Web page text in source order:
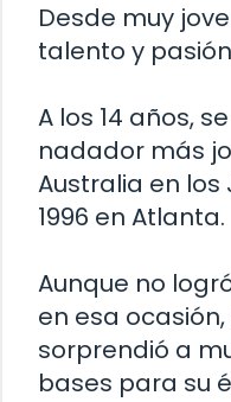
Desde muy
talento y
A los 14 años,
nadador más
Australia en
1996 en Atlanta.
Aunque no
en esa
sorprendió a
bases para su